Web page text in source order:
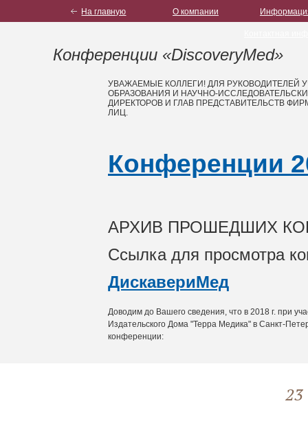
На главную О компании
Конференции «DiscoveryMed»
УВАЖАЕМЫЕ КОЛЛЕГИ! ДЛЯ РУКОВОДИТЕЛЕЙ
ОБРАЗОВАНИЯ И НАУЧНО-
ДИРЕКТОРОВ И ГЛАВ ПРЕДСТАВИТЕЛЬСТВ
ЛИЦ.
Конференции
АРХИВ ПРОШЕДШИХ
Ссылка для просмотра
ДискавериМед
Доводим до Вашего сведения, что в 2018 г. при
Издательского Дома "Терра Медика" в Санкт-
конференции:
23